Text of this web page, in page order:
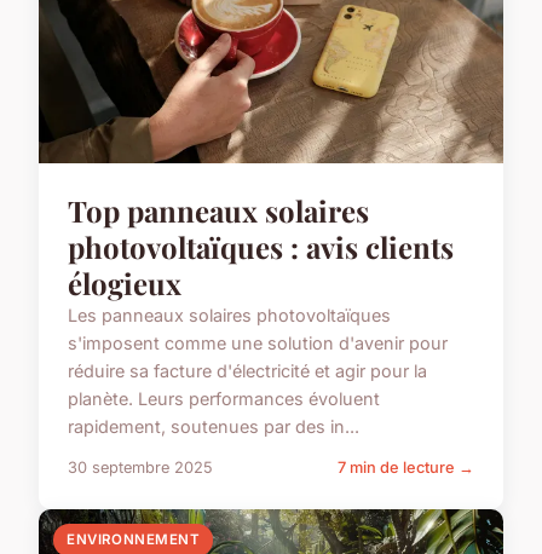
Top panneaux solaires
photovoltaïques : avis clients
élogieux
Les panneaux solaires photovoltaïques
s'imposent comme une solution d'avenir pour
réduire sa facture d'électricité et agir pour la
planète. Leurs performances évoluent
rapidement, soutenues par des in...
30 septembre 2025 7 min de lecture →
ENVIRONNEMENT